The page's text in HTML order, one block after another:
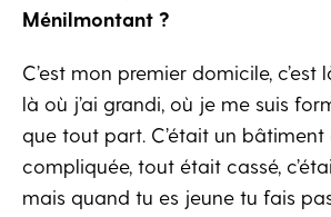
Ménilmontant ?
C’est mon premier domicile, c’est
là où j’ai grandi, où je me suis
que tout part. C’était un
compliquée, tout était cassé,
mais quand tu es jeune tu fais